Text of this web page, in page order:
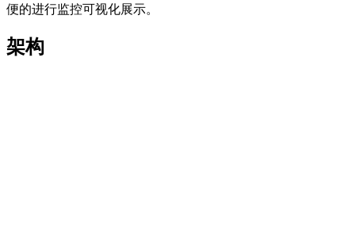
便的进行监控可视化展示。
架构